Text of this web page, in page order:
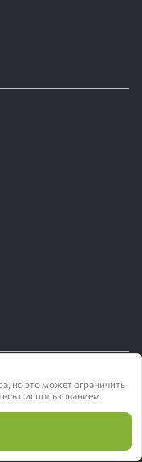
но это может ограничить
с использованием